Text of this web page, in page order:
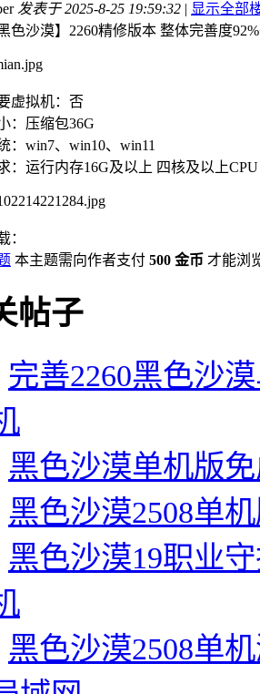
发表于 2025-8-25 19:59:32 | 显示全部
色沙漠】2260精修版本 整体完善度
虚拟机：否
：压缩包36G
：win7、win10、win11
：运行内存16G及以上 四核及以上
：
本主题需向作者支付 500 金币 才能浏
帖子
完善2260黑色沙
黑色沙漠单机版
黑色沙漠2508单
黑色沙漠19职业
黑色沙漠2508单